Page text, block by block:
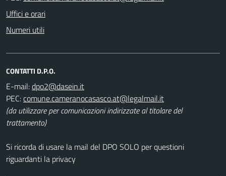
Uffici e orari
Numeri utili
CONTATTI D.P.O.
E-mail:
PEC:
(da utilizzare per comunicazioni indirizzate al titolare del
trattamento)
Si ricorda di usare la mail del DPO SOLO per questioni
riguardanti la privacy